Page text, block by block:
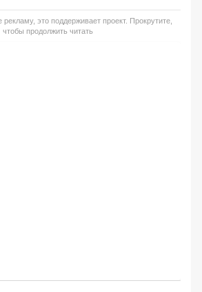
это поддерживает проект. Прокрутите,
чтобы продолжить читать